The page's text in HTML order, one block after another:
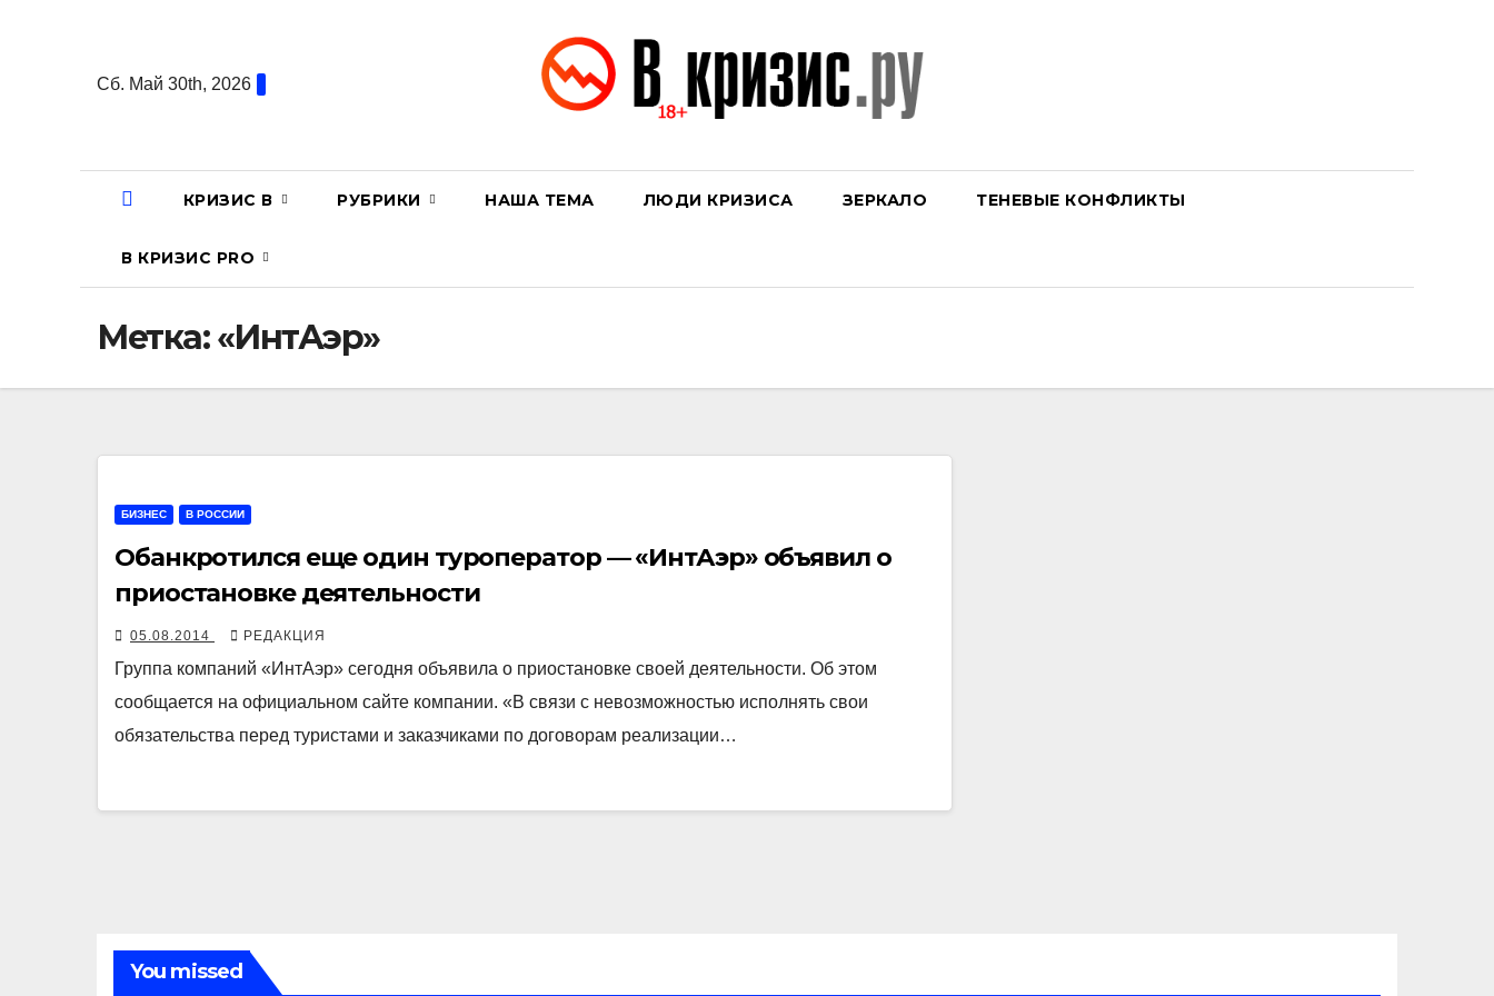
содержаниюСб. Май 30th, 2026
КРИЗИС В РУБРИКИ НАША ТЕМА ЛЮДИ КРИЗИСА ЗЕРКАЛО ТЕНЕВЫЕ КОНФЛИКТЫ
В КРИЗИС PRO
Метка:«ИнтАэр»
БИЗНЕС В РОССИИ
Обанкротился еще один туроператор — «ИнтАэр» объявил о
приостановке деятельности
05.08.2014 РЕДАКЦИЯ
Группа компаний «ИнтАэр» сегодня объявила о приостановке своей деятельности. Об этом
сообщается на официальном сайте компании. «В связи с невозможностью исполнять свои
обязательства перед туристами и заказчиками по договорам реализации…
You missed